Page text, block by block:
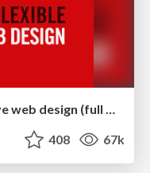
Fashionably flexible responsive web design (full day workshop)
408 67k